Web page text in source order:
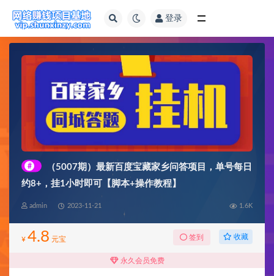
登录
#
（5007期）最新百度宝藏家乡问答项目，单号每日
约8+，挂1小时即可【脚本+操作教程】
admin 2023-11-21 1.6K
¥ 4.8 元宝 签到 收藏
永久会员免费